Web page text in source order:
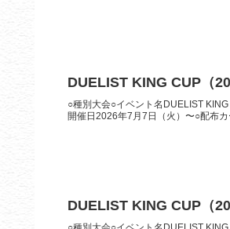
DUELIST KING CUP（
○種別大会○イベント名DUELIST
開催日2026年7月7日（火）〜○配布
DUELIST KING CUP（